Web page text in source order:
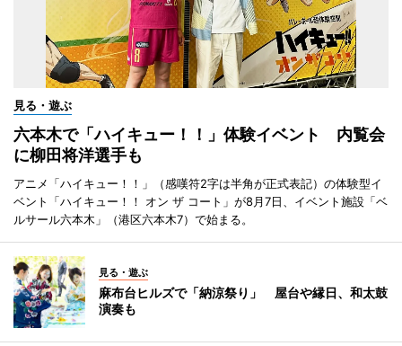
見る・遊ぶ
六本木で「ハイキュー！！」体験イベント 内覧会
に柳田将洋選手も
アニメ「ハイキュー！！」（感嘆符2字は半角が正式表記）の体験型イ
ベント「ハイキュー！！ オン ザ コート」が8月7日、イベント施設「ベ
ルサール六本木」（港区六本木7）で始まる。
見る・遊ぶ
麻布台ヒルズで「納涼祭り」 屋台や縁日、和太鼓
演奏も